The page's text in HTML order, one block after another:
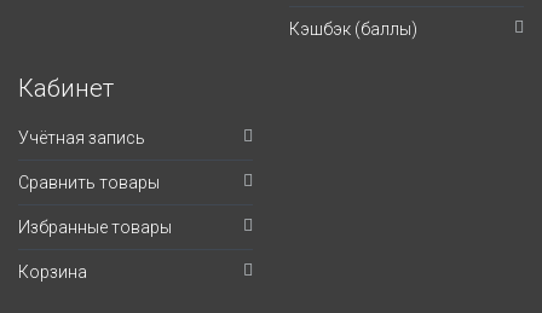
Кэшбэк (баллы)
Кабинет
Учётная запись
Сравнить товары
Избранные товары
Корзина